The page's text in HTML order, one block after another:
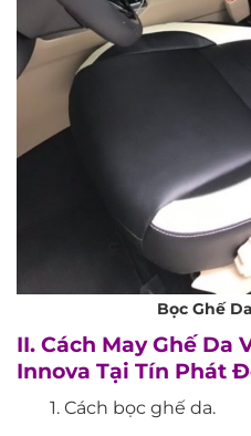
Bọc Ghế
II. Cách May Ghế Da
Innova Tại Tín Phát
1. Cách bọc ghế da.